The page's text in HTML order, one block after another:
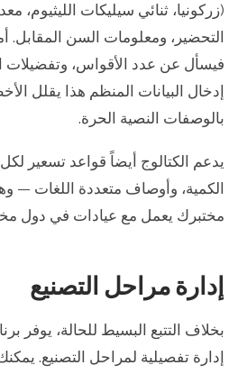
(زركونيا، ثنائي سيليكات الليثيوم،
التحضير، ومعلومات السن
إدخال البيانات المنظم هذا يقلل
بالوصفات النصية الحرة.
يدعم الكتالوج أيضاً قواعد تسعير
الكمية، وأوصاف متعددة اللغات —
مختبرك يعمل مع عيادات في دول
إدارة مراحل التصنيع
بخلاف التتبع البسيط للحالة، يوفر
إدارة تفصيلية لمراحل التصنيع.